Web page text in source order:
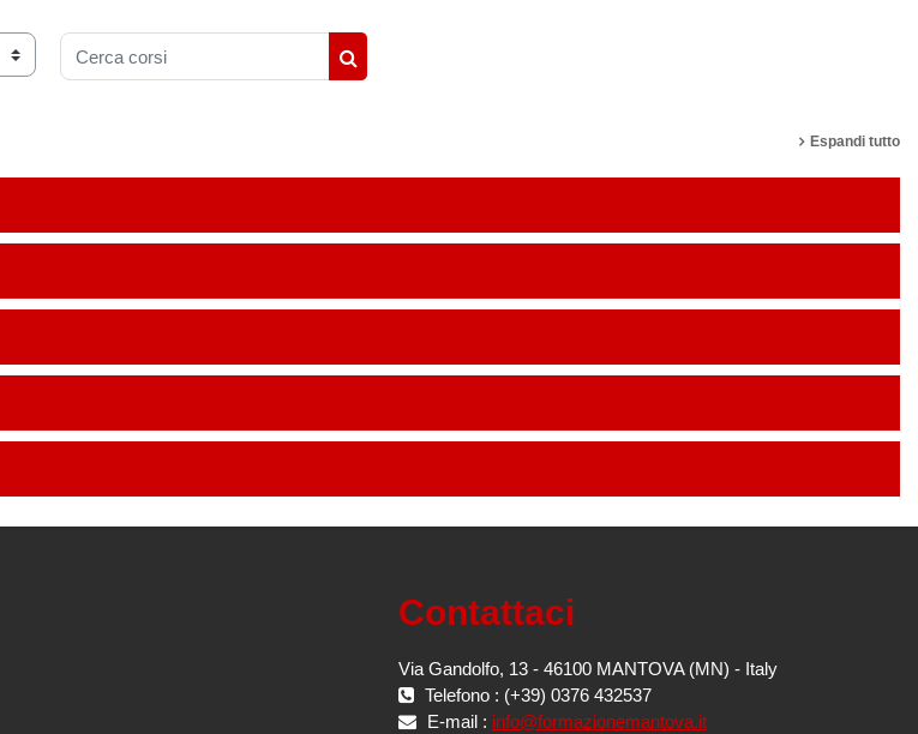
Cerca corsi
Cerca corsi
Espandi tutto
Contattaci
Via Gandolfo, 13 - 46100 MANTOVA (MN) - Italy
Telefono : (+39) 0376 432537
E-mail : info@formazionemantova.it